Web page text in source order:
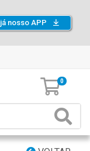
nosso APP
0